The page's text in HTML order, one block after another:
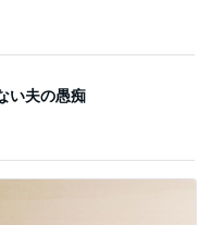
い夫の愚痴